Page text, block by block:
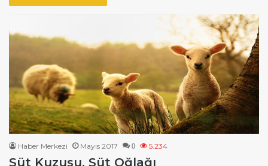
Haber Merkezi Mayıs 2017 0 5.234
Süt Kuzusu, Süt Oğlağı